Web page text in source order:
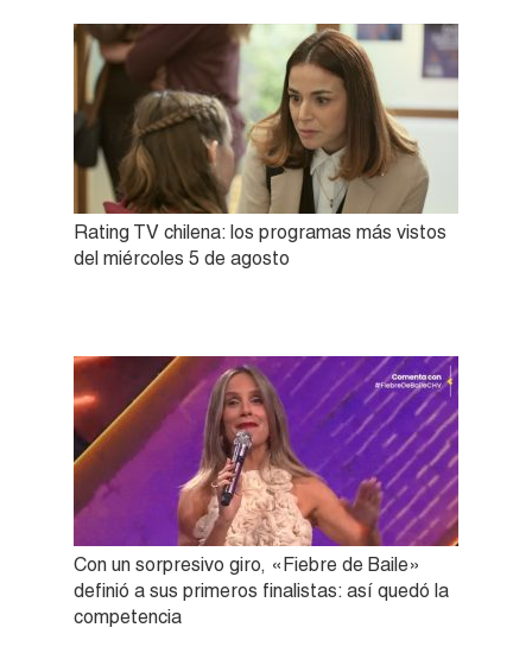
Rating TV chilena: los programas más vistos
del miércoles 5 de agosto
Con un sorpresivo giro, «Fiebre de Baile»
definió a sus primeros finalistas: así quedó la
competencia